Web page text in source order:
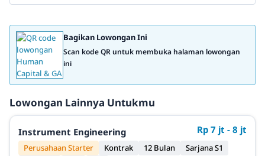
Bagikan Lowongan Ini
Scan kode QR untuk membuka halaman lowongan
ini
Lowongan Lainnya Untukmu
Instrument Engineering Rp 7 jt - 8 jt
Perusahaan Starter Kontrak 12 Bulan
Sarjana S1